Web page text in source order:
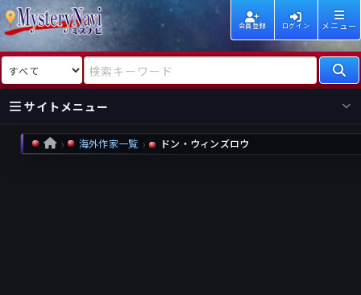
会員登録 ログイン メニュー
検索対象 検索キーワード
サイトメニュー
国内
海外
新着
HOME 海外作家一覧 ドン・ウィンズロウ